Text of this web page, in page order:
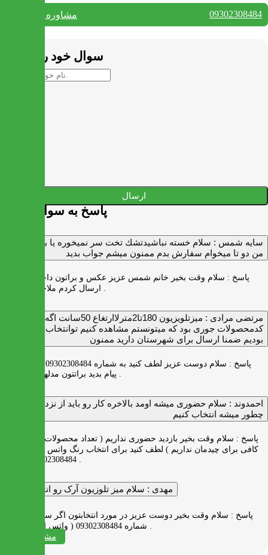
مشاوره واتس آپ 09302308484
سوال خود را بپرسید
ارسال
پاسخ به سوالات شما
سايه شمس : سلام خسته نباشيدتشك تخت سر نميخوره يا برنميگرده
من دو تا ميخوام سفارش بدم ممنون ميشم جواب بديد
پاسخ : سلام وقت بخیر خانم شمس عزیز عکس و براتون داخل واتس اپ
مرتضی مرادی :
میزتلویزیون 180تا2مترلاارتغاع 50سانت اگه
کدمحصولات جوری بود که میتونستم مشاهده کنیم توانتخاب راحت‌تر
بودیم ضمنا ارسال برای شهرستان دارید ممنون
پاسخ :
پیام بدید براتتون مدلها رو بفرستیم .
احمدوند : سلام حضوری میشه اومد بالاخره کار رو باید از نزدیک دید
چطور میشه انتخاب کنیم
پاسخ : سلام وقت بخیر بازدید حضوری نداریم ( تعداد محصولات زیاد و فضای
کافی برای چیدمان نداریم ) لطف کنید برای انتخاب رنگ واتس اپ به شماره
مهدی : سلام میز تلوزیون آرک رو انتخاب کردم
پاسخ : سلام وقت بخیر دوست عزیز در مورد انتخابتون اگر سوالی دارید به
مشاهده همه